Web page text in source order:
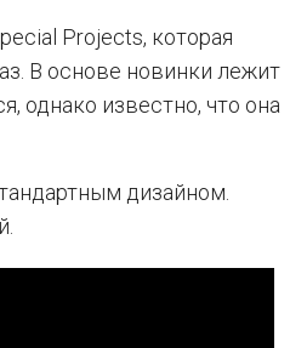
Projects, которая
В основе новинки лежит
однако известно, что она
дизайном.